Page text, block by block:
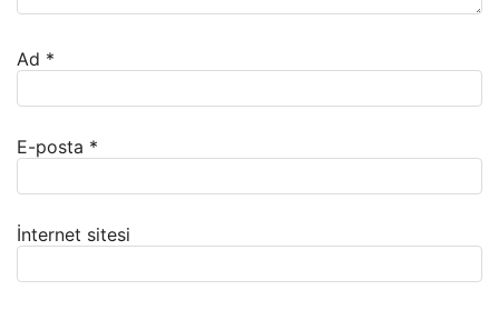
Ad *
E-posta *
İnternet sitesi